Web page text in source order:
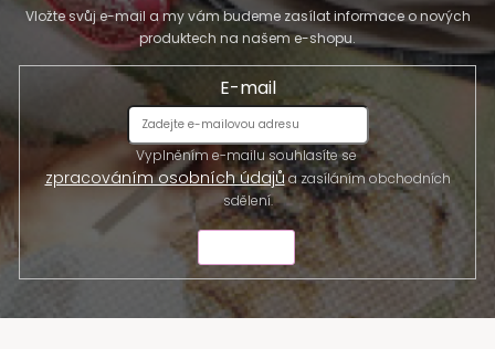
Vložte svůj e-mail a my vám budeme zasílat informace o nových
produktech na našem e-shopu.
E-mail
Vyplněním e-mailu souhlasíte se
zpracováním osobních údajůa zasíláním obchodních
sdělení.